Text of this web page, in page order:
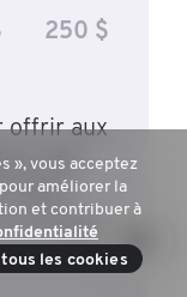
250 $
offrir aux
afin
ados
soutien
», vous acceptez
améliorer la
et contribuer à
les cookies